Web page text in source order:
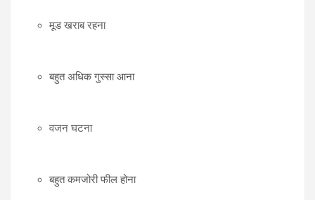
मूड खराब रहना
बहुत अधिक गुस्सा आना
वजन घटना
बहुत कमजोरी फील होना